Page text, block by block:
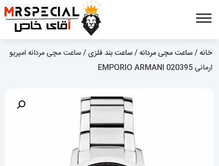
خانه /ساعت مچی مردانه /ساعت بند فلزی / ساعت مچی مردانه امپریو
ارمانی 020395 EMPORIO ARMANI